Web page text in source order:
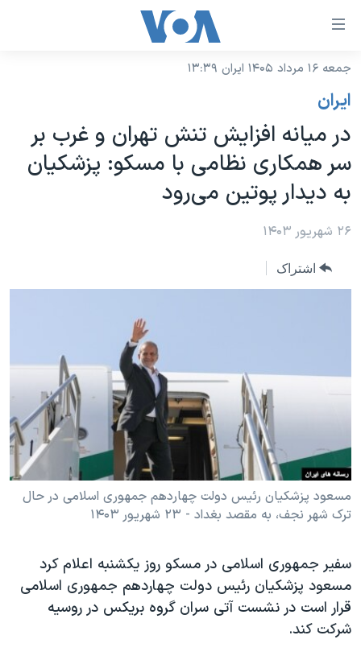
لینکهای
دسترسی
جهش
محتوای
اصلی
جهش
صفحه
جهش
به
نسخه سبک وب‌سایت
موضوع ها
ایران
آمریکا
جهان
ورزشی
گزیده‌ها
فرهنگ و زندگی
حقوق شهروندی
علم و فناوری
اسرائیل در جنگ
گالری عکس
برنامه های تلویزیونی
جدول برنامه ها
صفحه‌های ویژه
جام جهانی ۲۰۲۶
عملیات خشم حماسی
مستندها
انتخابات ریاست جمهوری آمریکا ۲۰۲۴
حمله جمهوری اسلامی به اسرائیل
رمز مهسا
ورزش زنان در ایران
اعتراضات زن، زندگی، آزادی
تریبونال مردمی آبان ۹۸
دادگاه حمید نوری
چهل سال گروگان‌گیری
فرکانس‌های صدای آمریکا
پخش رادیویی
دنبال کنید
زبانهای مختلف
جمعه ۱۶ مرداد ۱۴۰۵ ایران ۱۳:۳۹
ايران
در میانه افزایش تنش تهران و غرب بر
سر همکاری نظامی با مسکو: پزشکیان
به دیدار پوتین می‌رود
۲۶ شهریور ۱۴۰۳
اشتراک
مسعود پزشکیان رئیس دولت چهاردهم جمهوری اسلامی در حال
ترک شهر نجف، به مقصد بغداد - ۲۳ شهریور ۱۴۰۳
سفیر جمهوری اسلامی در مسکو روز یکشنبه اعلام کرد
مسعود پزشکیان رئیس دولت چهاردهم جمهوری اسلامی
قرار است در نشست آتی سران گروه بریکس در روسیه
شرکت کند.